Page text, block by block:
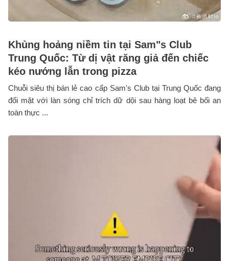
Khủng hoảng niềm tin tại Sam"s Club
Trung Quốc: Từ dị vật răng giả đến chiếc
kéo nướng lẫn trong pizza
Chuỗi siêu thị bán lẻ cao cấp Sam's Club tại Trung Quốc đang
đối mặt với làn sóng chỉ trích dữ dội sau hàng loạt bê bối an
toàn thực ...